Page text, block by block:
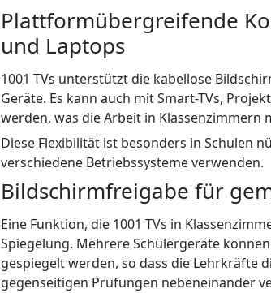
Plattformübergreifende
und Laptops
1001 TVs unterstützt die kabellose
Geräte. Es kann auch mit Smart-TVs,
werden, was die Arbeit in
Diese Flexibilität ist besonders in Schulen
verschiedene Betriebssysteme verwenden.
Bildschirmfreigabe für
Eine Funktion, die 1001 TVs in
Spiegelung. Mehrere Schülergeräte
gespiegelt werden, so dass die Lehrkräfte
gegenseitigen Prüfungen nebeneinander